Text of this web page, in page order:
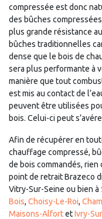
compressée est donc
des bûches
plus grande résistance
bûches traditionnelles
dense que le bois de
sera plus performante à
manière que tout
est mis au contact de
peuvent être utilisées
bois. Celui-ci peut
Afin de récupérer en
chauffage compressé,
de bois commandés,
point de retrait Brazeco
Vitry-Sur-Seine ou bien à
Bois, Choisy-Le-Roi,
Maisons-AlfortetIvry-